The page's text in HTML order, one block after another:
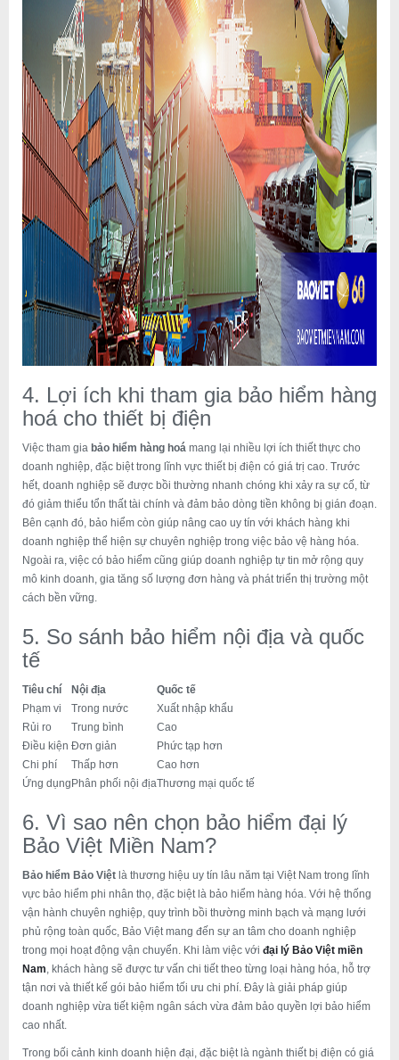
4. Lợi ích khi tham gia bảo hiểm hàng
hoá cho thiết bị điện
Việc tham gia bảo hiểm hàng hoá mang lại nhiều lợi ích thiết thực cho
doanh nghiệp, đặc biệt trong lĩnh vực thiết bị điện có giá trị cao. Trước
hết, doanh nghiệp sẽ được bồi thường nhanh chóng khi xảy ra sự cố, từ
đó giảm thiểu tổn thất tài chính và đảm bảo dòng tiền không bị gián đoạn.
Bên cạnh đó, bảo hiểm còn giúp nâng cao uy tín với khách hàng khi
doanh nghiệp thể hiện sự chuyên nghiệp trong việc bảo vệ hàng hóa.
Ngoài ra, việc có bảo hiểm cũng giúp doanh nghiệp tự tin mở rộng quy
mô kinh doanh, gia tăng số lượng đơn hàng và phát triển thị trường một
cách bền vững.
5. So sánh bảo hiểm nội địa và quốc
tế
Tiêu chí Nội địa
Quốc tế
Phạm vi
Trong nước
Xuất nhập khẩu
Rủi ro
Trung bình
Cao
Điều kiện Đơn giản
Phức tạp hơn
Chi phí
Thấp hơn
Cao hơn
Ứng dụngPhân phối nội địaThương mại quốc tế
6. Vì sao nên chọn bảo hiểm đại lý
Bảo Việt Miền Nam?
Bảo hiểm Bảo Việt là thương hiệu uy tín lâu năm tại Việt Nam trong lĩnh
vực bảo hiểm phi nhân thọ, đặc biệt là bảo hiểm hàng hóa. Với hệ thống
vận hành chuyên nghiệp, quy trình bồi thường minh bạch và mạng lưới
phủ rộng toàn quốc, Bảo Việt mang đến sự an tâm cho doanh nghiệp
trong mọi hoạt động vận chuyển. Khi làm việc với đại lý Bảo Việt miền
Nam, khách hàng sẽ được tư vấn chi tiết theo từng loại hàng hóa, hỗ trợ
tận nơi và thiết kế gói bảo hiểm tối ưu chi phí. Đây là giải pháp giúp
doanh nghiệp vừa tiết kiệm ngân sách vừa đảm bảo quyền lợi bảo hiểm
cao nhất.
Trong bối cảnh kinh doanh hiện đại, đặc biệt là ngành thiết bị điện có giá